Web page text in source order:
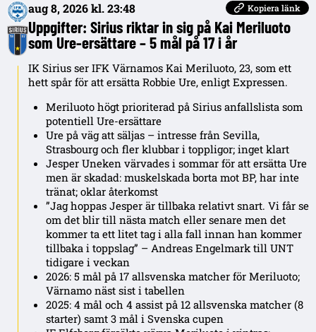
aug 8, 2026 kl. 23:48 Kopiera länk
Uppgifter: Sirius riktar in sig på Kai Meriluoto
som Ure-ersättare – 5 mål på 17 i år
IK Sirius ser IFK Värnamos Kai Meriluoto, 23, som ett
hett spår för att ersätta Robbie Ure, enligt Expressen.
Meriluoto högt prioriterad på Sirius anfallslista som
potentiell Ure-ersättare
Ure på väg att säljas – intresse från Sevilla,
Strasbourg och fler klubbar i toppligor; inget klart
Jesper Uneken värvades i sommar för att ersätta Ure
men är skadad: muskelskada borta mot BP, har inte
tränat; oklar återkomst
”Jag hoppas Jesper är tillbaka relativt snart. Vi får se
om det blir till nästa match eller senare men det
kommer ta ett litet tag i alla fall innan han kommer
tillbaka i toppslag” – Andreas Engelmark till UNT
tidigare i veckan
2026: 5 mål på 17 allsvenska matcher för Meriluoto;
Värnamo näst sist i tabellen
2025: 4 mål och 4 assist på 12 allsvenska matcher (8
starter) samt 3 mål i Svenska cupen